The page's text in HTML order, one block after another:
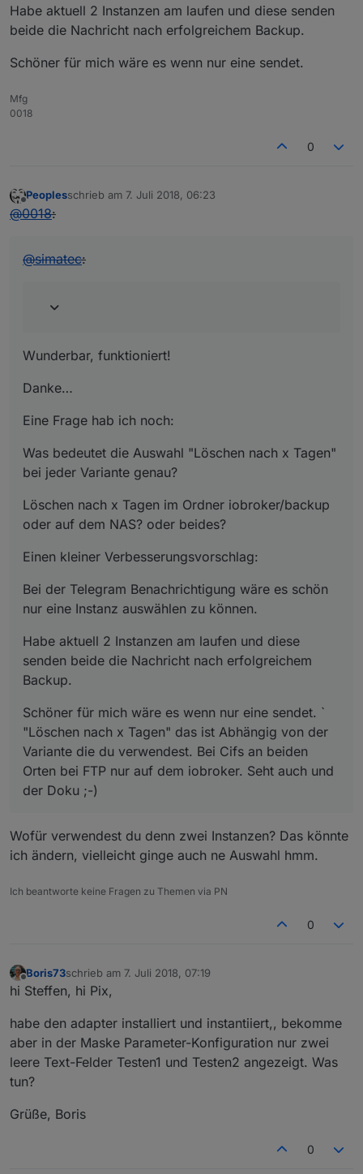
Habe aktuell 2 Instanzen am laufen und diese senden
beide die Nachricht nach erfolgreichem Backup.
Schöner für mich wäre es wenn nur eine sendet.
Mfg
0018
0
Offline
Peoplesschrieb am 7. Juli 2018, 06:23
zuletzt editiert von
@0018:
@simatec:
Wunderbar, funktioniert!
Danke…
Eine Frage hab ich noch:
Was bedeutet die Auswahl "Löschen nach x Tagen"
bei jeder Variante genau?
Löschen nach x Tagen im Ordner iobroker/backup
oder auf dem NAS? oder beides?
Einen kleiner Verbesserungsvorschlag:
Bei der Telegram Benachrichtigung wäre es schön
nur eine Instanz auswählen zu können.
Habe aktuell 2 Instanzen am laufen und diese
senden beide die Nachricht nach erfolgreichem
Backup.
Schöner für mich wäre es wenn nur eine sendet. `
"Löschen nach x Tagen" das ist Abhängig von der
Variante die du verwendest. Bei Cifs an beiden
Orten bei FTP nur auf dem iobroker. Seht auch und
der Doku ;-)
Wofür verwendest du denn zwei Instanzen? Das könnte
ich ändern, vielleicht ginge auch ne Auswahl hmm.
Ich beantworte keine Fragen zu Themen via PN
0
Offline
Boris73schrieb am 7. Juli 2018, 07:19
zuletzt editiert von
hi Steffen, hi Pix,
habe den adapter installiert und instantiiert,, bekomme
aber in der Maske Parameter-Konfiguration nur zwei
leere Text-Felder Testen1 und Testen2 angezeigt. Was
tun?
Grüße, Boris
0